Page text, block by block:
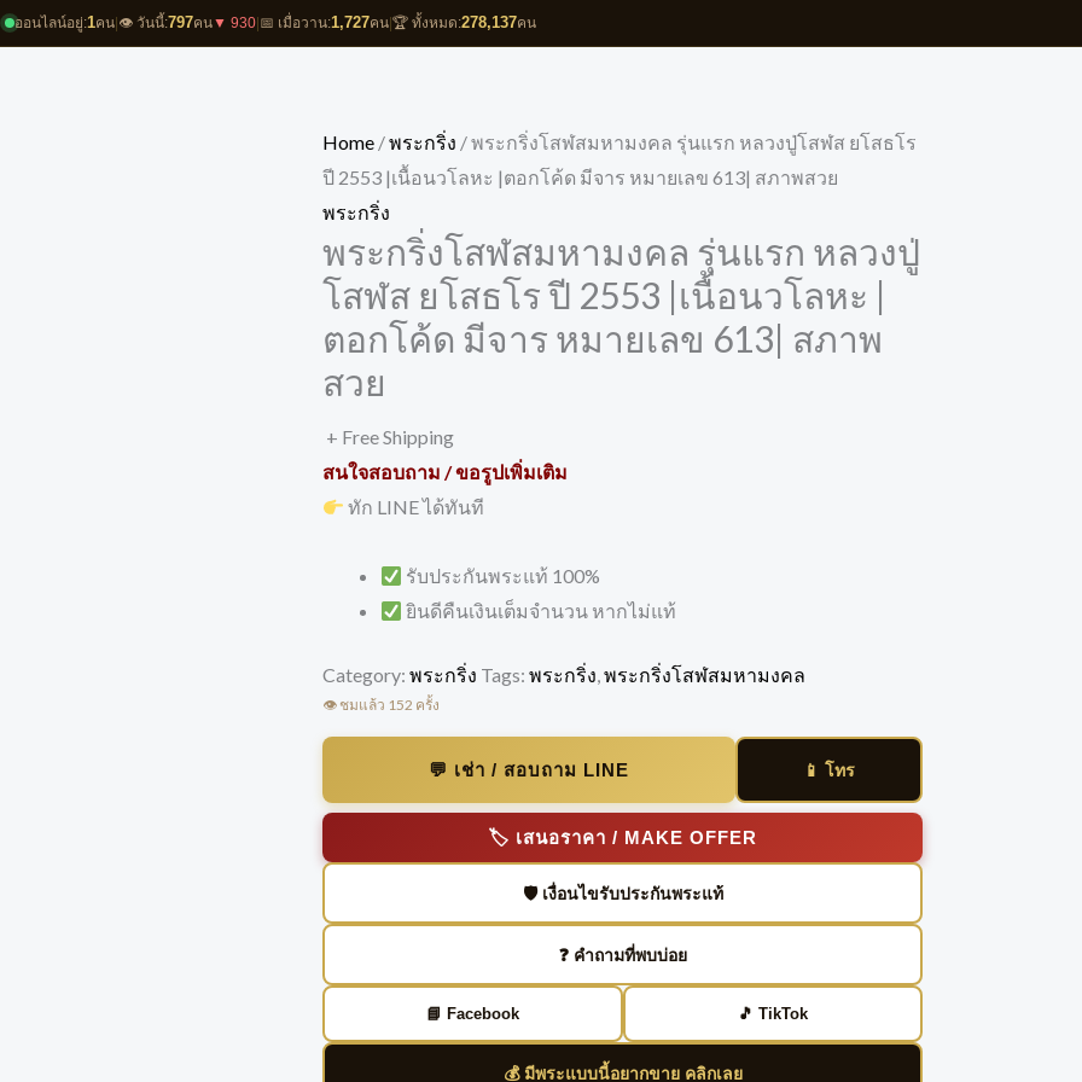
ออนไลน์อยู่:1คน 👁️ วันนี้:797คน▼ 930 📅 เมื่อวาน:1,727คน 🏆 ทั้งหมด:278,137คน
Home /พระกริ่ง / พระกริ่งโสฬสมหามงคล รุ่นแรก หลวงปู่โสฬส ยโสธโร
ปี 2553 |เนื้อนวโลหะ |ตอกโค้ด มีจาร หมายเลข 613| สภาพสวย
พระกริ่ง
พระกริ่งโสฬสมหามงคล รุ่นแรก หลวงปู่
โสฬส ยโสธโร ปี 2553 |เนื้อนวโลหะ |
ตอกโค้ด มีจาร หมายเลข 613| สภาพ
สวย
+ Free Shipping
สนใจสอบถาม / ขอรูปเพิ่มเติม
ทัก LINE ได้ทันที
รับประกันพระแท้ 100%
ยินดีคืนเงินเต็มจำนวน หากไม่แท้
Category:พระกริ่ง Tags:พระกริ่ง,พระกริ่งโสฬสมหามงคล
👁️ ชมแล้ว 152 ครั้ง
💬 เช่า / สอบถาม LINE 📱 โทร
🏷️ เสนอราคา / MAKE OFFER
🛡️ เงื่อนไขรับประกันพระแท้
❓ คำถามที่พบบ่อย
📘 Facebook 🎵 TikTok
💰 มีพระแบบนี้อยากขาย คลิกเลย